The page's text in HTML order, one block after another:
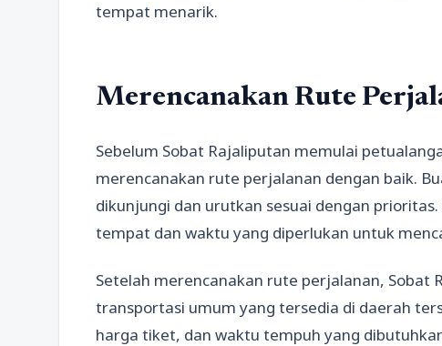
tempat menarik.
Merencanakan Rute
Sebelum Sobat Rajaliputan memulai
merencanakan rute perjalanan dengan baik.
dikunjungi dan urutkan sesuai dengan
tempat dan waktu yang diperlukan untuk
Setelah merencanakan rute perjalanan,
transportasi umum yang tersedia di daerah
harga tiket, dan waktu tempuh yang